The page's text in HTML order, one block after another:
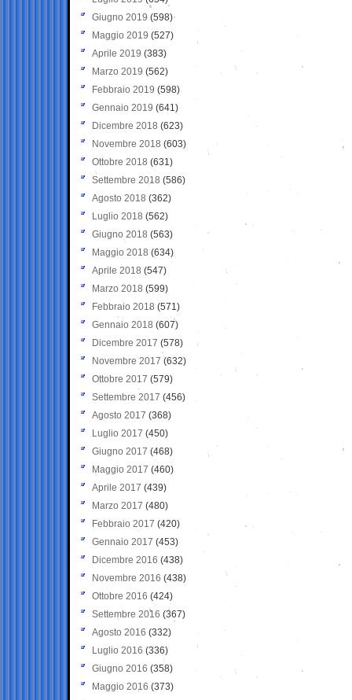
Giugno 2019 (598)
Maggio 2019 (527)
Aprile 2019 (383)
Marzo 2019 (562)
Febbraio 2019 (598)
Gennaio 2019 (641)
Dicembre 2018 (623)
Novembre 2018 (603)
Ottobre 2018 (631)
Settembre 2018 (586)
Agosto 2018 (362)
Luglio 2018 (562)
Giugno 2018 (563)
Maggio 2018 (634)
Aprile 2018 (547)
Marzo 2018 (599)
Febbraio 2018 (571)
Gennaio 2018 (607)
Dicembre 2017 (578)
Novembre 2017 (632)
Ottobre 2017 (579)
Settembre 2017 (456)
Agosto 2017 (368)
Luglio 2017 (450)
Giugno 2017 (468)
Maggio 2017 (460)
Aprile 2017 (439)
Marzo 2017 (480)
Febbraio 2017 (420)
Gennaio 2017 (453)
Dicembre 2016 (438)
Novembre 2016 (438)
Ottobre 2016 (424)
Settembre 2016 (367)
Agosto 2016 (332)
Luglio 2016 (336)
Giugno 2016 (358)
Maggio 2016 (373)